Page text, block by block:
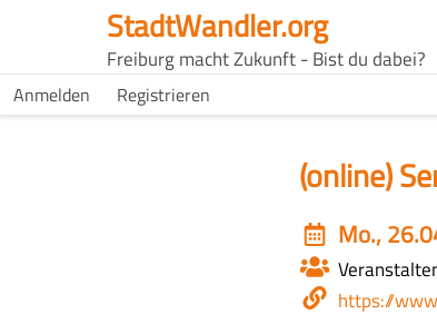
StadtWandler.org
Freiburg macht Zukunft - Bist du dabei?
H4C
Main
H4C
Anmelden Registrieren
(online)
Event
date
Mo.,
Webseite
https://